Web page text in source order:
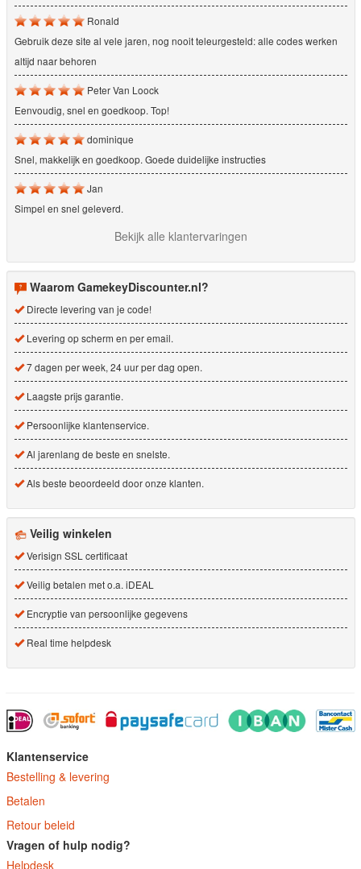
Ronald
Gebruik deze site al vele jaren, nog nooit teleurgesteld: alle codes werken
altijd naar behoren
Peter Van Loock
Eenvoudig, snel en goedkoop. Top!
dominique
Snel, makkelijk en goedkoop. Goede duidelijke instructies
Jan
Simpel en snel geleverd.
Bekijk alle klantervaringen
Waarom GamekeyDiscounter.nl?
Directe levering van je code!
Levering op scherm en per email.
7 dagen per week, 24 uur per dag open.
Laagste prijs garantie.
Persoonlijke klantenservice.
Al jarenlang de beste en snelste.
Als beste beoordeeld door onze klanten.
Veilig winkelen
Verisign SSL certificaat
Veilig betalen met o.a. iDEAL
Encryptie van persoonlijke gegevens
Real time helpdesk
Klantenservice
Bestelling & levering
Betalen
Retour beleid
Vragen of hulp nodig?
Helpdesk